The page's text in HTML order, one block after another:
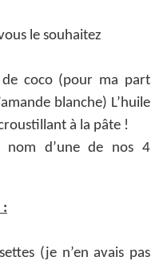
le souhaitez
coco (pour ma part
blanche) L’huile
à la pâte !
d’une de nos 4
:
(je n’en avais pas